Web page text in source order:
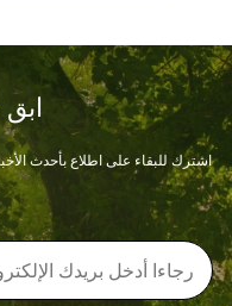
اشترك للبقاء على اطلاع بأحدث